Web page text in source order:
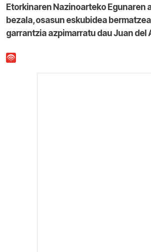
Etorkinaren Nazinoarteko Egunaren
bezala, osasun eskubidea
garrantzia azpimarratu dau Juan del